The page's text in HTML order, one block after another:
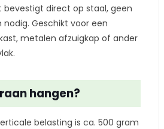
bevestigt direct op staal, geen
Geschikt voor een
metalen afzuigkap of ander
hangen?
belasting is ca. 500 gram